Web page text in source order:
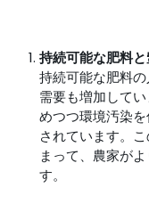
持続可能な肥料
持続可能な肥料
需要も増加して
めつつ環境汚染
されています。
まって、農家が
す。